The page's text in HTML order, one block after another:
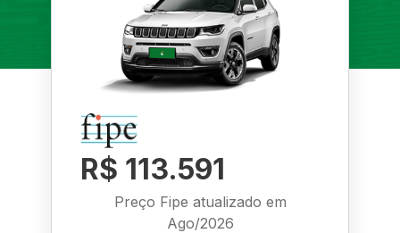
R$ 113.591
Preço Fipe atualizado em
Ago/2026